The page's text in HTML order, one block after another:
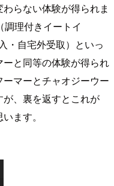
らない体験が得られま
調理付きイートイ
・自宅外受取）といっ
と同等の体験が得られ
マーとチャオジーウー
、裏を返すとこれが
ます。